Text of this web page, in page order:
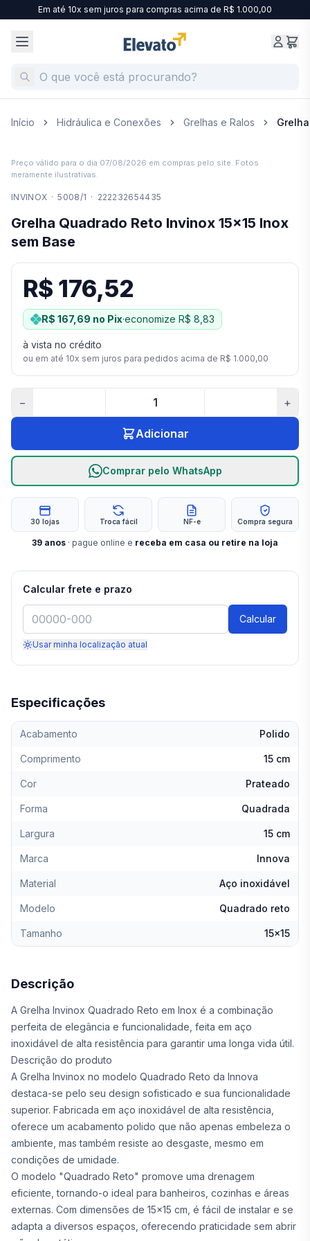
Em até 10x sem juros para compras acima de R$ 1.000,00
Início Hidráulica e Conexões Grelhas e Ralos
Preço válido para o dia 07/08/2026 em compras pelo site. Fotos
meramente ilustrativas.
Especificações
Acabamento Polido
Comprimento 15 cm
Cor Prateado
Forma Quadrada
Largura 15 cm
Marca Innova
Material Aço inoxidável
Modelo Quadrado reto
Tamanho 15x15
Descrição
A Grelha Invinox Quadrado Reto em Inox é a combinação
perfeita de elegância e funcionalidade, feita em aço
inoxidável de alta resistência para garantir uma longa vida útil.
Descrição do produto
A Grelha Invinox no modelo Quadrado Reto da Innova
destaca-se pelo seu design sofisticado e sua funcionalidade
superior. Fabricada em aço inoxidável de alta resistência,
oferece um acabamento polido que não apenas embeleza o
ambiente, mas também resiste ao desgaste, mesmo em
condições de umidade.
O modelo "Quadrado Reto" promove uma drenagem
eficiente, tornando-o ideal para banheiros, cozinhas e áreas
externas. Com dimensões de 15x15 cm, é fácil de instalar e se
adapta a diversos espaços, oferecendo praticidade sem abrir
INVINOX · 5008/1 · 222232654435
Grelha Quadrado Reto Invinox 15x15 Inox
sem Base
R$ 176,52
R$ 167,69 no Pix·economize R$ 8,83
à vista no crédito
ou em até 10x sem juros para pedidos acima de R$ 1.000,00
− +
Adicionar
Comprar pelo WhatsApp
30 lojas Troca fácil NF-e Compra segura
39 anos · pague online e receba em casa ou retire na loja
Calcular frete e prazo
Calcular
Usar minha localização atual